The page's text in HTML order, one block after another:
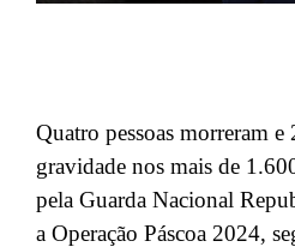
Quatro pessoas morreram
gravidade nos mais de
pela Guarda Nacional
a Operação Páscoa 2024,